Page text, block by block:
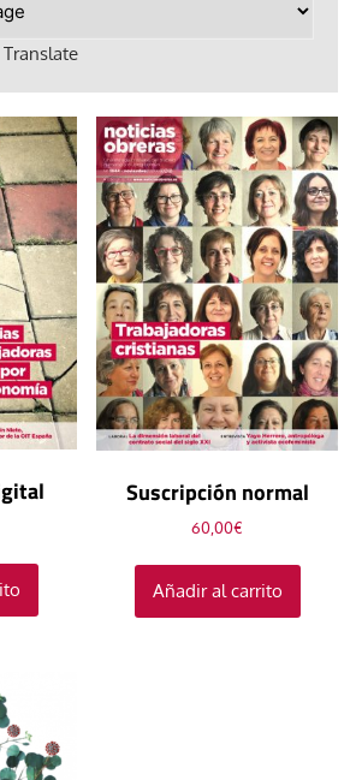
Translate
Suscripción normal
60,00€
Añadir al carrito